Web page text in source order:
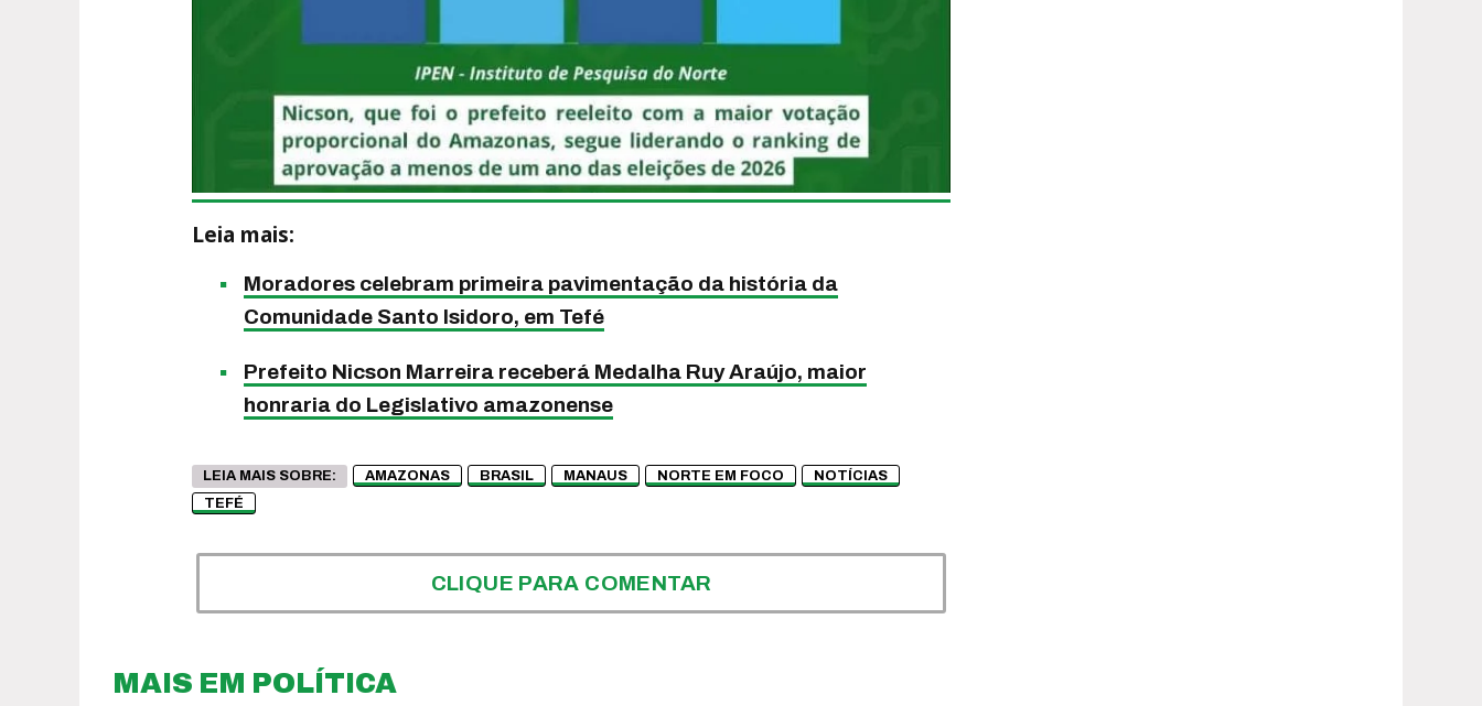
Leia mais:
Moradores celebram primeira pavimentação da história da
Comunidade Santo Isidoro, em Tefé
Prefeito Nicson Marreira receberá Medalha Ruy Araújo, maior
honraria do Legislativo amazonense
LEIA MAIS SOBRE: AMAZONAS BRASIL MANAUS NORTE EM FOCO
NOTÍCIAS
TEFÉ
CLIQUE PARA COMENTAR
MAIS EM POLÍTICA